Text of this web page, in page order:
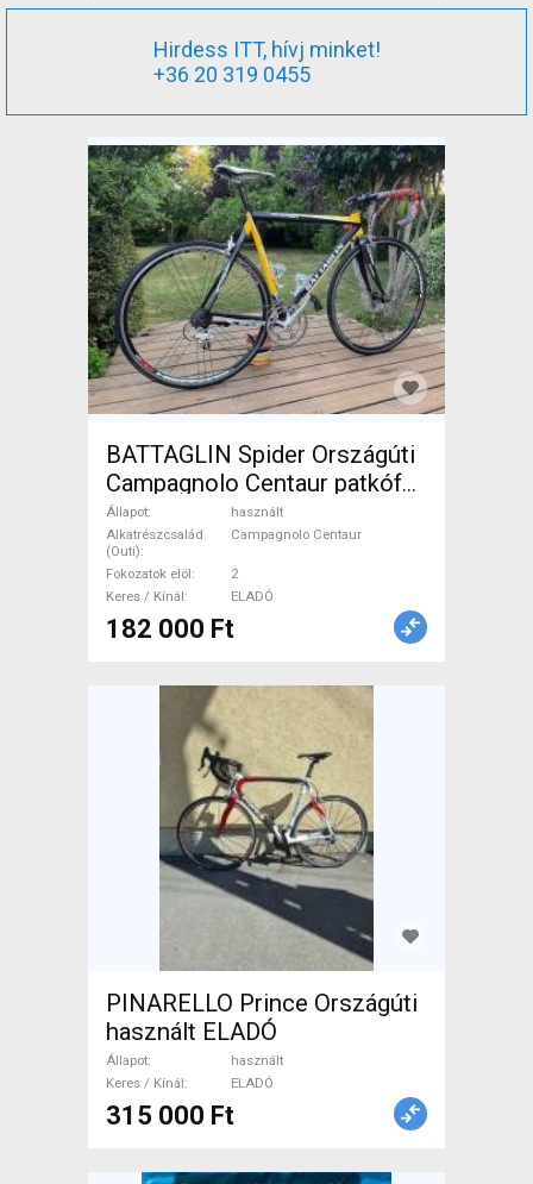
Hirdess ITT, hívj minket!
+36 20 319 0455
BATTAGLIN Spider Országúti
Campagnolo Centaur patkófék
használt ELADÓ
Állapot
használt
Alkatrészcsalád
(Outi)
Campagnolo Centaur
Fokozatok elöl
2
Keres / Kínál
ELADÓ
182 000 Ft
PINARELLO Prince Országúti
használt ELADÓ
Állapot
használt
Keres / Kínál
ELADÓ
315 000 Ft